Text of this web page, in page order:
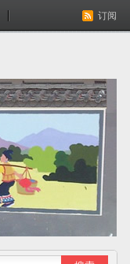
订阅